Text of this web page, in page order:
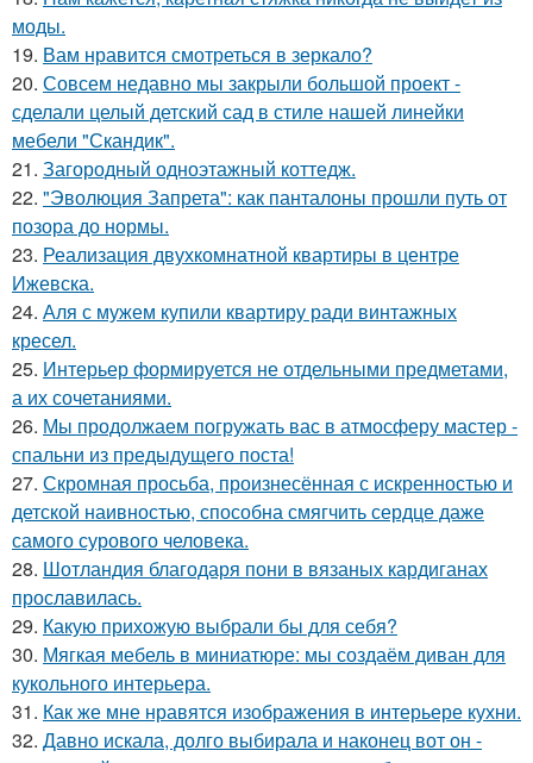
моды.
19. Вам нравится смотреться в зеркало?
20. Совсем недавно мы закрыли большой проект -
сделали целый детский сад в стиле нашей линейки
мебели "Скандик".
21. Загородный одноэтажный коттедж.
22. "Эволюция Запрета": как панталоны прошли путь от
позора до нормы.
23. Реализация двухкомнатной квартиры в центре
Ижевска.
24. Аля с мужем купили квартиру ради винтажных
кресел.
25. Интерьер формируется не отдельными предметами,
а их сочетаниями.
26. Мы продолжаем погружать вас в атмосферу мастер -
спальни из предыдущего поста!
27. Скромная просьба, произнесённая с искренностью и
детской наивностью, способна смягчить сердце даже
самого сурового человека.
28. Шотландия благодаря пони в вязаных кардиганах
прославилась.
29. Какую прихожую выбрали бы для себя?
30. Мягкая мебель в миниатюре: мы создаём диван для
кукольного интерьера.
31. Как же мне нравятся изображения в интерьере кухни.
32. Давно искала, долго выбирала и наконец вот он -